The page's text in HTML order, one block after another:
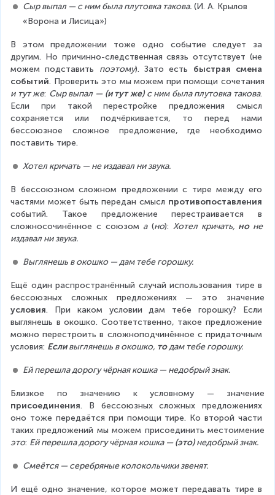
Сыр выпал — с ним была плутовка такова. (И. А. Крылов
«Ворона и Лисица»)
В этом предложении тоже одно событие следует за
другим. Но причинно-следственная связь отсутствует (не
можем подставить поэтому). Зато есть быстрая смена
событий. Проверить это мы можем при помощи сочетания
и тут же: Сыр выпал — (и тут же) с ним была плутовка такова.
Если при такой перестройке предложения смысл
сохраняется или подчёркивается, то перед нами
бессоюзное сложное предложение, где необходимо
поставить тире.
Хотел кричать — не издавал ни звука.
В бессоюзном сложном предложении с тире между его
частями может быть передан смысл противопоставления
событий. Такое предложение перестраивается в
сложносочинённое с союзом а (но): Хотел кричать, но не
издавал ни звука.
Выглянешь в окошко — дам тебе горошку.
Ещё один распространённый случай использования тире в
бессоюзных сложных предложениях — это значение
условия. При каком условии дам тебе горошку? Если
выглянешь в окошко. Соответственно, такое предложение
можно перестроить в сложноподчинённое с придаточным
условия: Если выглянешь в окошко, то дам тебе горошку.
Ей перешла дорогу чёрная кошка — недобрый знак.
Близкое по значению к условному — значение
присоединения. В бессоюзных сложных предложениях
оно тоже передаётся при помощи тире. Ко второй части
таких предложений мы можем присоединить местоимение
это: Ей перешла дорогу чёрная кошка — (это) недобрый знак.
Смеётся — серебряные колокольчики звенят.
И ещё одно значение, которое может передавать тире в